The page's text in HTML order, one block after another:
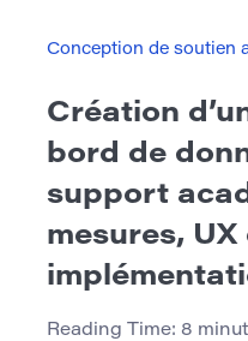
causées par des
Conception de soutien
Création
bord de
support
mesures, UX
Reading Time: 8